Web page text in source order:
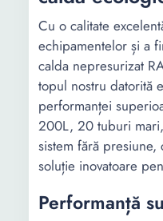
Putere
maxima
0
Temperatura
maxima
Numar tuburi 10
Capacitate
lichid
Diametru
1/
Cu o calitate
echipamentelor și a
calda nepresurizat
topul nostru datorită
performanței
200L, 20 tuburi
sistem fără
soluție inovatoare
Performanță